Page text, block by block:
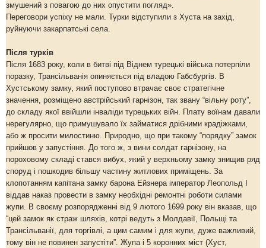
змушений з повагою до них опустити погляд».
Переговори успіху не мали. Турки відступили з Хуста на захід,
руйнуючи закарпатські села.
Після турків
Після 1683 року, коли в битві під Віднем турецькі війська потерпіли
поразку, Трансільванія опиняється під владою Габсбургів. В
Хустському замку, який поступово втрачає своє стратегічне
значення, розміщено австрійський гарнізон, так звану “вільну роту”,
до складу якої ввійшли інваліди турецьких війн. Плату воїнам давали
нерегулярно, що примушувало їх займатися дрібними крадіжками,
або ж просити милостиню. Природно, що при такому “порядку” замок
прийшов у запустіння. До того ж, з вини солдат гарнізону, на
пороховому складі стався вибух, який у верхньому замку знищив ряд
споруд і пошкодив більшу частину житлових приміщень. За
клопотанням капітана замку барона Ейзнера імператор Леопольд І
віддав наказ провести в замку необхідні ремонтні роботи силами
жупи. В своєму розпорядженні від 9 лютого 1699 року він вказав, що
“цей замок як страж шляхів, котрі ведуть з Молдавії, Польщі та
Трансільванії, для торгівлі, а цим самим і для жупи, дуже важливий,
тому він не повинен запустіти”. Жупа і 5 коронних міст (Хуст,